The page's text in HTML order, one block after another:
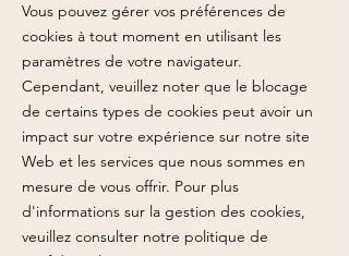
Vous pouvez gérer vos préférences de
cookies à tout moment en utilisant les
paramètres de votre navigateur.
Cependant, veuillez noter que le blocage
de certains types de cookies peut avoir un
impact sur votre expérience sur notre site
Web et les services que nous sommes en
mesure de vous offrir. Pour plus
d'informations sur la gestion des cookies,
veuillez consulter notre politique de